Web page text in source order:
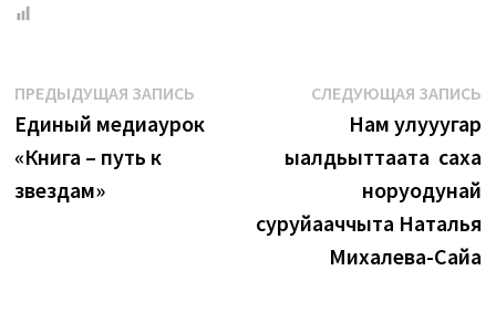
Навигация
по
записям
ПРЕДЫДУЩАЯ ЗАПИСЬПредыдущая
запись:
Единый медиаурок
«Книга – путь к
звездам»
СЛЕДУЮЩАЯ ЗАПИСЬ
Нам улууһугар
ыалдьыттаата саха
норуодунай
суруйааччыта Наталья
Михалева-Сайа